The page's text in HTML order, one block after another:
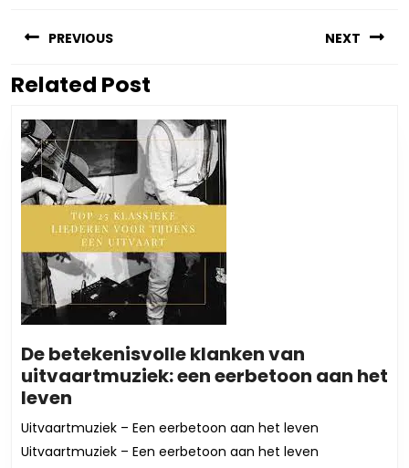
PREVIOUS
Vorig
NEXT
Related Post
De betekenisvolle klanken van
uitvaartmuziek: een eerbetoon aan het
leven
betekenisvolle
klanken
van
Uitvaartmuziek – Een eerbetoon aan het leven
Uitvaartmuziek – Een eerbetoon aan het leven